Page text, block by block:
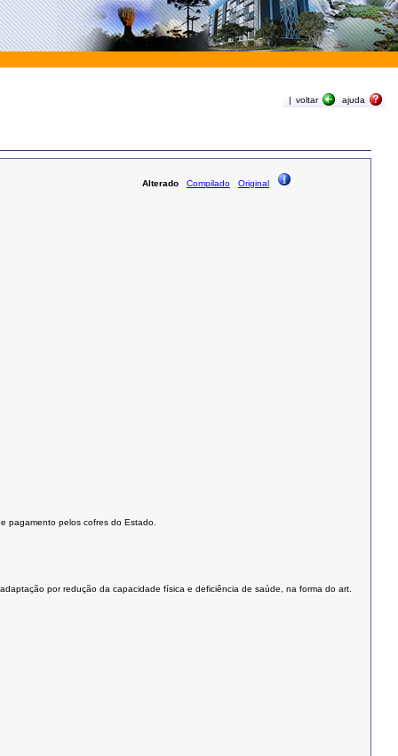
| voltar ajuda
Alterado Compilado Original
pagamento pelos cofres do Estado.
por redução da capacidade física e deficiência de saúde, na forma do art.